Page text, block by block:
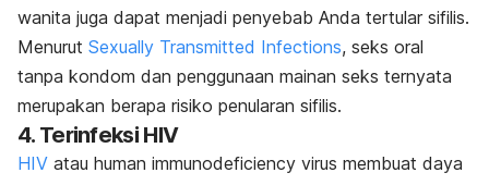
wanita juga dapat menjadi penyebab Anda tertular sifilis.
Menurut Sexually Transmitted Infections, seks oral
tanpa kondom dan penggunaan mainan seks ternyata
merupakan berapa risiko penularan sifilis.
4. Terinfeksi HIV
HIV atau human immunodeficiency virus membuat daya